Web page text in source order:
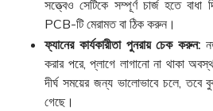
সত্ত্বেও সেটিকে সম্পূর্ণ চার্জ হতে
PCB-টি মেরামত বা ঠিক করুন।
ফ্যানের কার্যকারীতা পুনরায় চেক করুন:
করার পরে, প্লাগে লাগানো না থাকা
দীর্ঘ সময়ের জন্য ভালোভাবে চলে, তবে
গেছে।